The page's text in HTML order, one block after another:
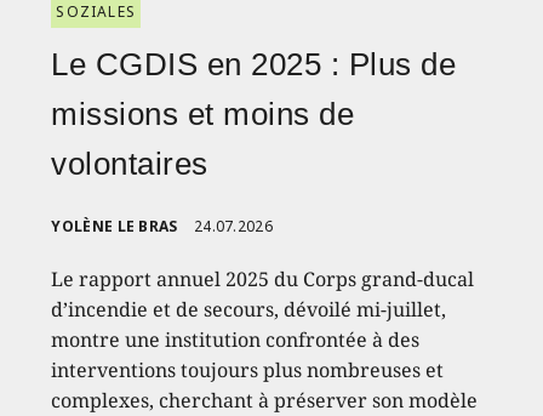
SOZIALES
Le CGDIS en 2025 : Plus de
missions et moins de
volontaires
YOLÈNE LE BRAS 24.07.2026
Le rapport annuel 2025 du Corps grand-ducal
d’incendie et de secours, dévoilé mi-juillet,
montre une institution confrontée à des
interventions toujours plus nombreuses et
complexes, cherchant à préserver son modèle